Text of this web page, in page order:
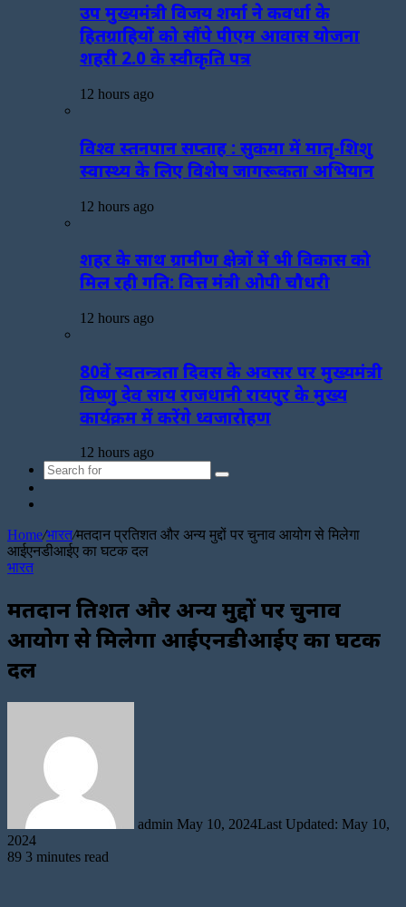
उप मुख्यमंत्री विजय शर्मा ने कवर्धा के
हितग्राहियों को सौंपे पीएम आवास योजना
शहरी 2.0 के स्वीकृति पत्र
12 hours ago
विश्व स्तनपान सप्ताह : सुकमा में मातृ-शिशु
स्वास्थ्य के लिए विशेष जागरूकता अभियान
12 hours ago
शहर के साथ ग्रामीण क्षेत्रों में भी विकास को
मिल रही गति: वित्त मंत्री ओपी चौधरी
12 hours ago
80वें स्वतन्त्रता दिवस के अवसर पर मुख्यमंत्री
विष्णु देव साय राजधानी रायपुर के मुख्य
कार्यक्रम में करेंगे ध्वजारोहण
12 hours ago
Search
Home/भारत/मतदान प्रतिशत और अन्य मुद्दों पर चुनाव आयोग से मिलेगा
आईएनडीआईए का घटक दल
भारत
मतदान प्रतिशत और अन्य मुद्दों पर चुनाव
आयोग से मिलेगा आईएनडीआईए का घटक
दल
admin May 10, 2024Last Updated: May 10,
2024
89 3 minutes read